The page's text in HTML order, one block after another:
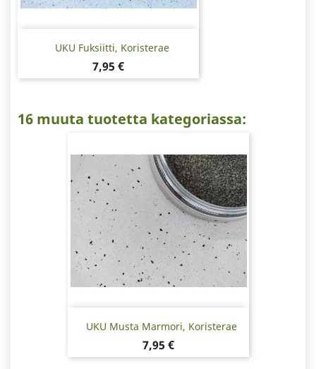
UKU Fuksiitti, Koristerae
Hinta
7,95 €
16 muuta tuotetta kategoriassa:
UKU Musta Marmori, Koristerae
Hinta
7,95 €